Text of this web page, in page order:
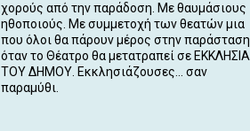
χορούς από την παράδοση. Με θαυμάσιους
ηθοποιούς. Με συμμετοχή των θεατών μια
που όλοι θα πάρουν μέρος στην παράσταση
όταν το Θέατρο θα μετατραπεί σε ΕΚΚΛΗΣΙΑ
ΤΟΥ ΔΗΜΟΥ. Εκκλησιάζουσες... σαν
παραμύθι.